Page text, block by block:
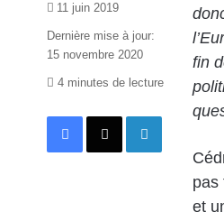
fin
pas
et
11 juin 2019
Dernière mise à jour:
15 novembre 2020
4 minutes de lecture
Facebook
X Linkedin